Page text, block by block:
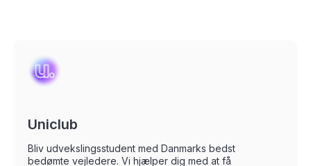
Uniclub
Bliv udvekslingsstudent med Danmarks bedst
bedømte vejledere. Vi hjælper dig med at få